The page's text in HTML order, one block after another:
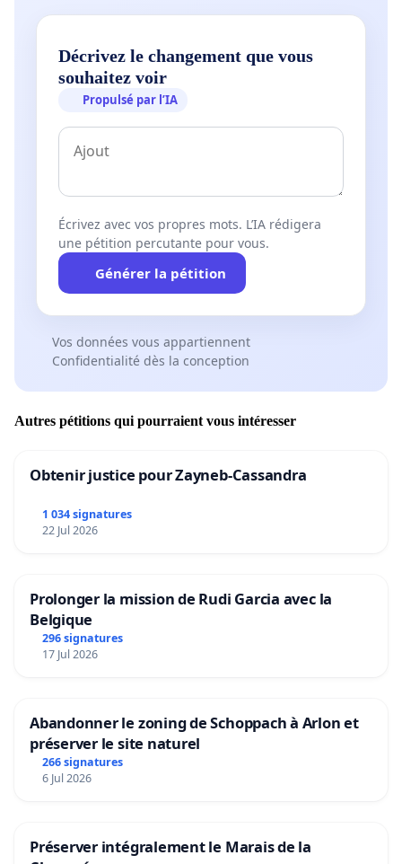
Décrivez le changement que vous
souhaitez voir
Propulsé par l’IA
Écrivez avec vos propres mots. L’IA rédigera
une pétition percutante pour vous.
Générer la pétition
Vos données vous appartiennent
Confidentialité dès la conception
Autres pétitions qui pourraient vous intéresser
Obtenir justice pour Zayneb-Cassandra
1 034 signatures
22 Jul 2026
Prolonger la mission de Rudi Garcia avec la
Belgique
296 signatures
17 Jul 2026
Abandonner le zoning de Schoppach à Arlon et
préserver le site naturel
266 signatures
6 Jul 2026
Préserver intégralement le Marais de la